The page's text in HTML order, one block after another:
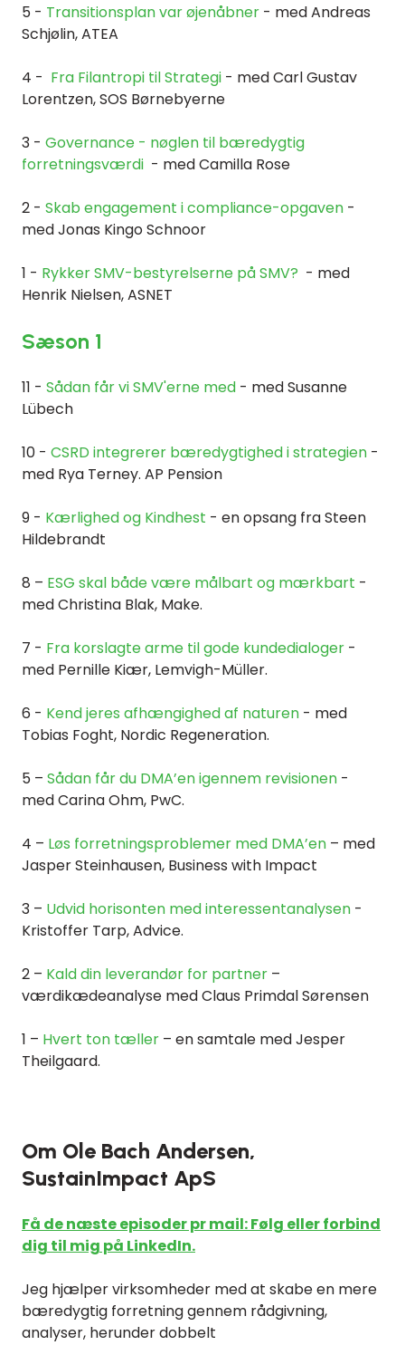
5 - Transitionsplan var øjenåbner - med Andreas
Schjølin, ATEA
4 - Fra Filantropi til Strategi - med Carl Gustav
Lorentzen, SOS Børnebyerne
3 - Governance - nøglen til bæredygtig
forretningsværdi - med Camilla Rose
2 - Skab engagement i compliance-opgaven -
med Jonas Kingo Schnoor
1 - Rykker SMV-bestyrelserne på SMV? - med
Henrik Nielsen, ASNET
Sæson 1
11 - Sådan får vi SMV'erne med - med Susanne
Lübech
10 - CSRD integrerer bæredygtighed i strategien -
med Rya Terney. AP Pension
9 - Kærlighed og Kindhest - en opsang fra Steen
Hildebrandt
8 – ESG skal både være målbart og mærkbart -
med Christina Blak, Make.
7 - Fra korslagte arme til gode kundedialoger -
med Pernille Kiær, Lemvigh-Müller.
6 - Kend jeres afhængighed af naturen - med
Tobias Foght, Nordic Regeneration.
5 – Sådan får du DMA’en igennem revisionen -
med Carina Ohm, PwC.
4 – Løs forretningsproblemer med DMA’en – med
Jasper Steinhausen, Business with Impact
3 – Udvid horisonten med interessentanalysen -
Kristoffer Tarp, Advice.
2 – Kald din leverandør for partner –
værdikædeanalyse med Claus Primdal Sørensen
1 – Hvert ton tæller – en samtale med Jesper
Theilgaard.
Om Ole Bach Andersen,
SustainImpact ApS
Få de næste episoder pr mail: Følg eller forbind
dig til mig på LinkedIn.
Jeg hjælper virksomheder med at skabe en mere
bæredygtig forretning gennem rådgivning,
analyser, herunder dobbelt